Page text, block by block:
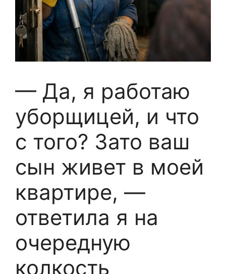
— Да, я работаю
уборщицей, и что
с того? Зато ваш
сын живет в моей
квартире, —
ответила я на
очередную
колкость